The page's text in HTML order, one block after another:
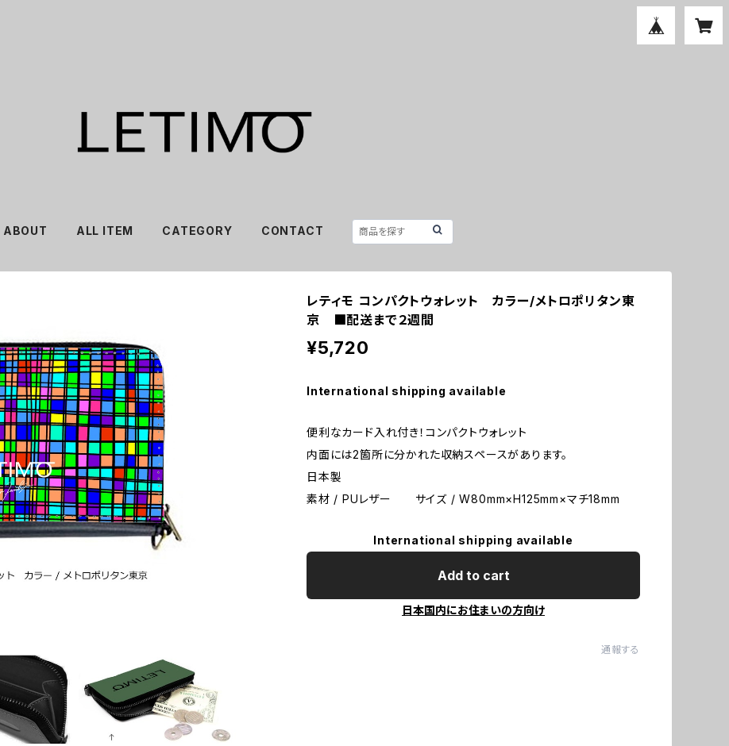
ABOUT ALL ITEM CATEGORY CONTACT
レティモ コンパクトウォレット カラー/メトロポリタン東
京 ■配送まで２週間
¥5,720
International shipping available
便利なカード入れ付き！コンパクトウォレット
内面には2箇所に分かれた収納スペースがあります。
日本製
素材 / PUレザー サイズ / W80mm×H125mm×マチ18mm
International shipping available
Add to cart
日本国内にお住まいの方向け
通報する